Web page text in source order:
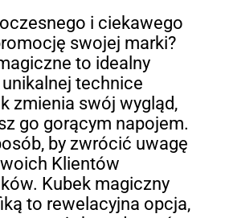
i ciekawego
swojej marki?
to idealny
technice
zmienia swój wygląd,
go gorącym napojem.
by zwrócić uwagę
Klientów
Kubek magiczny
to rewelacyjna opcja,